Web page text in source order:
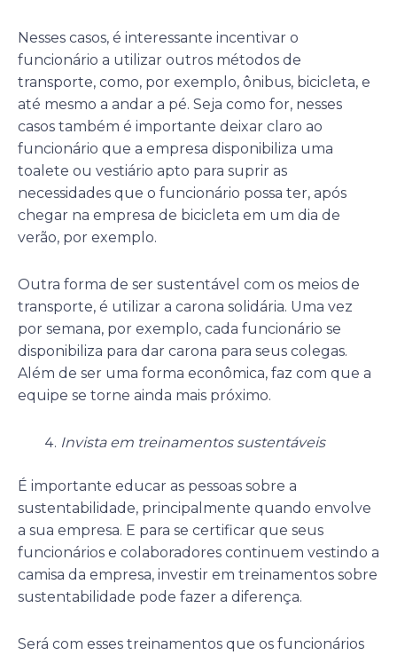
Nesses casos, é interessante incentivar o
funcionário a utilizar outros métodos de
transporte, como, por exemplo, ônibus, bicicleta, e
até mesmo a andar a pé. Seja como for, nesses
casos também é importante deixar claro ao
funcionário que a empresa disponibiliza uma
toalete ou vestiário apto para suprir as
necessidades que o funcionário possa ter, após
chegar na empresa de bicicleta em um dia de
verão, por exemplo.
Outra forma de ser sustentável com os meios de
transporte, é utilizar a carona solidária. Uma vez
por semana, por exemplo, cada funcionário se
disponibiliza para dar carona para seus colegas.
Além de ser uma forma econômica, faz com que a
equipe se torne ainda mais próximo.
Invista em treinamentos sustentáveis
É importante educar as pessoas sobre a
sustentabilidade, principalmente quando envolve
a sua empresa. E para se certificar que seus
funcionários e colaboradores continuem vestindo a
camisa da empresa, investir em treinamentos sobre
sustentabilidade pode fazer a diferença.
Será com esses treinamentos que os funcionários